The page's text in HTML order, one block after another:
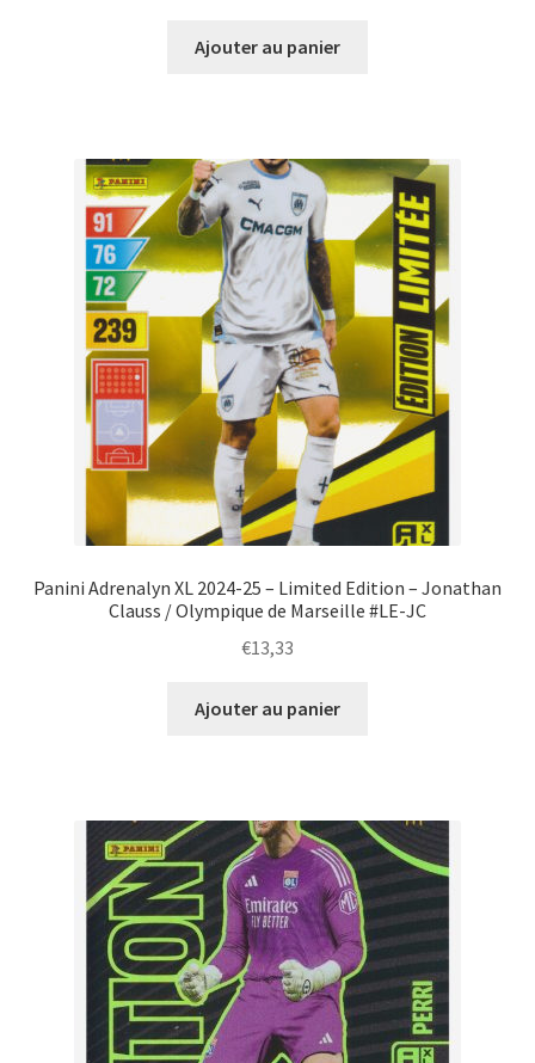
Ajouter au panier
Panini Adrenalyn XL 2024-25 – Limited Edition – Jonathan
Clauss / Olympique de Marseille #LE-JC
€13,33
Ajouter au panier